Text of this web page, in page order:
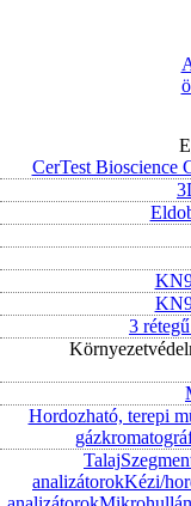
CerTest Bioscience
3
Hordozható, terepi
Talaj
analizátorokKézi/